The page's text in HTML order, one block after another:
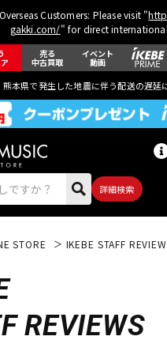
Customers: Please visit "
gakki.com/" for direct
売る
中古買取
イベント
動画
熊本県で発生した地震に伴う配送の遅延
詳細検索
キギター
STORE IKEBE STAFF
REVIEWS